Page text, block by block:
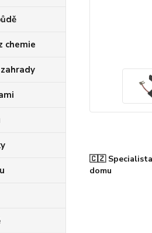
chemie
🇨🇿 Specialista
domu